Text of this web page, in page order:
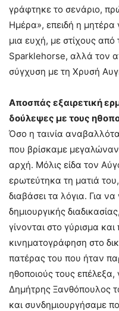
γράφτηκε το σενάριο,
Ημέρα», επειδή η
μια ευχή, με στίχους
Sparklehorse, αλλά τον
σύγχυση με τη Χρυσή
Αποσπάς εξαιρετική
δούλεψες με τους
Όσο η ταινία
που βρίσκαμε
αρχή. Μόλις είδα τον
ερωτεύτηκα τη ματιά
διαβάσει τα λόγια. Για
δημιουργικής
γίνονται στο γύρισμα
κινηματογράφηση στο
πατέρας του που ήταν
ηθοποιούς τους επέλεξα,
Δημήτρης Ξανθόπουλος
και συνδημιουργήσαμε